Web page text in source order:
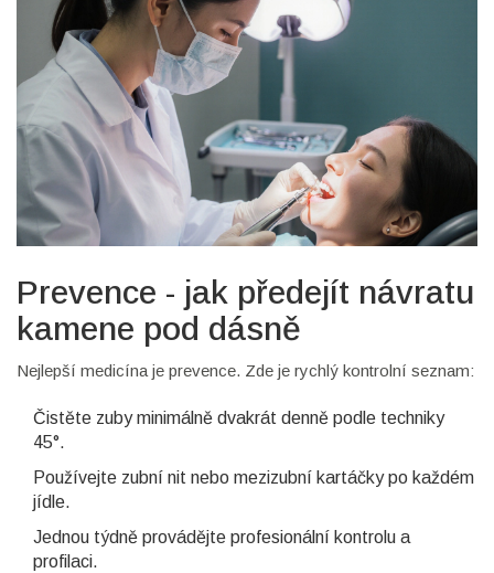
Prevence - jak předejít návratu
kamene pod dásně
Nejlepší medicína je prevence. Zde je rychlý kontrolní seznam:
Čistěte zuby minimálně dvakrát denně podle techniky
45°.
Používejte zubní nit nebo mezizubní kartáčky po každém
jídle.
Jednou týdně provádějte profesionální kontrolu a
profilaci.